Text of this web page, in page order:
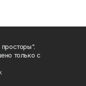
только с